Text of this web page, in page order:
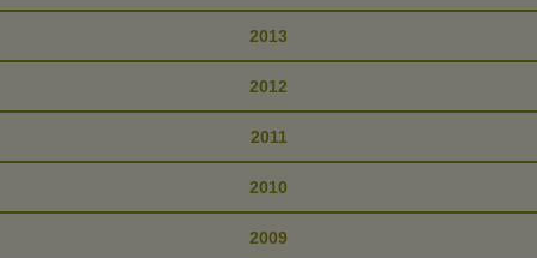
2013
2012
2011
2010
2009